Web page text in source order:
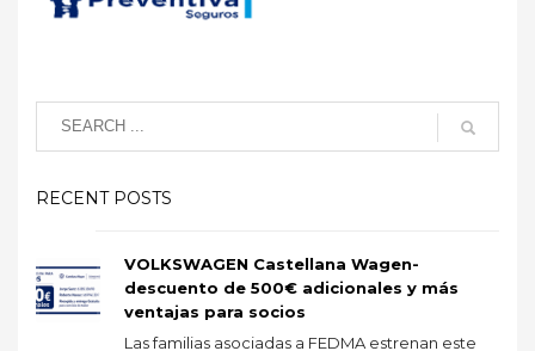
RECENT POSTS
VOLKSWAGEN Castellana Wagen-
descuento de 500€ adicionales y más
ventajas para socios
Las familias asociadas a FEDMA estrenan este